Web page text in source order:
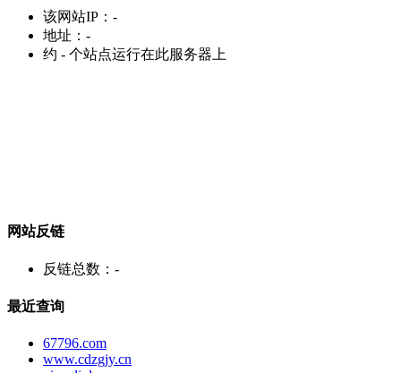
该网站IP： -
地址： -
约 - 个站点运行在此服务器上
网站反链
反链总数： -
最近查询
67796.com
www.cdzgjy.cn